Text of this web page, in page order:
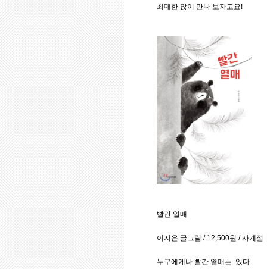
최대한 많이 만나 보자고요!
빨간 열매
이지은 글그림 / 12,500원 / 사계절
누구에게나 빨간 열매는 있다.